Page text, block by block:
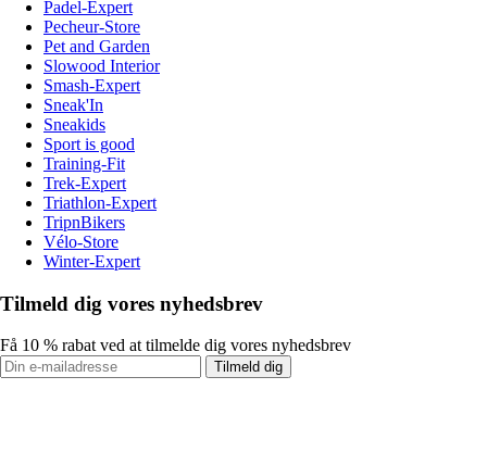
Padel-Expert
Pecheur-Store
Pet and Garden
Slowood Interior
Smash-Expert
Sneak'In
Sneakids
Sport is good
Training-Fit
Trek-Expert
Triathlon-Expert
TripnBikers
Vélo-Store
Winter-Expert
Tilmeld dig vores nyhedsbrev
Få 10 % rabat ved at tilmelde dig vores nyhedsbrev
Tilmeld dig